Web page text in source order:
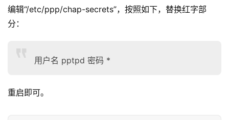
碎
荐
&
编辑“/etc/ppp/chap-secrets”，按照如下，替换红字部
分：
用户名 pptpd 密码 *
重启即可。